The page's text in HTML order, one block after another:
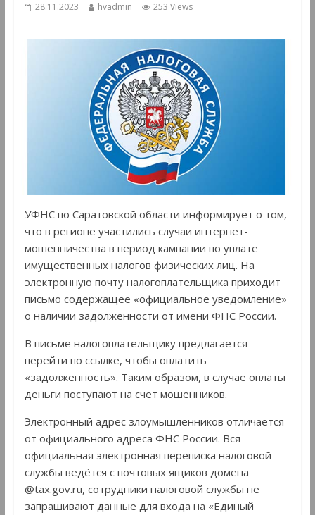
28.11.2023 hvadmin 253 Views
УФНС по Саратовской области информирует о том,
что в регионе участились случаи интернет-
мошенничества в период кампании по уплате
имущественных налогов физических лиц. На
электронную почту налогоплательщика приходит
письмо содержащее «официальное уведомление»
о наличии задолженности от имени ФНС России.
В письме налогоплательщику предлагается
перейти по ссылке, чтобы оплатить
«задолженность». Таким образом, в случае оплаты
деньги поступают на счет мошенников.
Электронный адрес злоумышленников отличается
от официального адреса ФНС России. Вся
официальная электронная переписка налоговой
службы ведётся с почтовых ящиков домена
@tax.gov.ru, сотрудники налоговой службы не
запрашивают данные для входа на «Единый